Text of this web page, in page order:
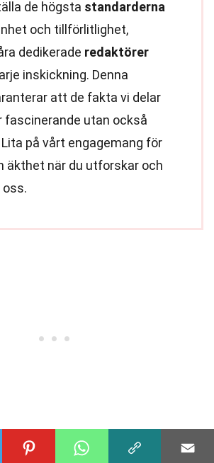
de högsta standarderna
och tillförlitlighet,
dedikerade redaktörer
inskickning. Denna
att de fakta vi delar
fascinerande utan också
på vårt engagemang för
äkthet när du utforskar och
oss.
Dela denna fakta: